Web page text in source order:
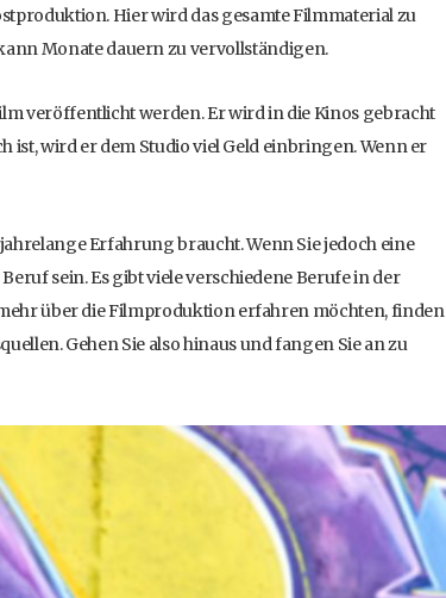
Hier wird das gesamte Filmmaterial zu
Monate dauern zu vervollständigen.
veröffentlicht werden. Er wird in die Kinos gebracht
wird er dem Studio viel Geld einbringen. Wenn er
Erfahrung braucht. Wenn Sie jedoch eine
sein. Es gibt viele verschiedene Berufe in der
über die Filmproduktion erfahren möchten, finden
Gehen Sie also hinaus und fangen Sie an zu